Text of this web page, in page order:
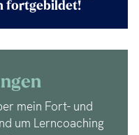
fortgebildet!
mein Fort- und
um Lerncoaching